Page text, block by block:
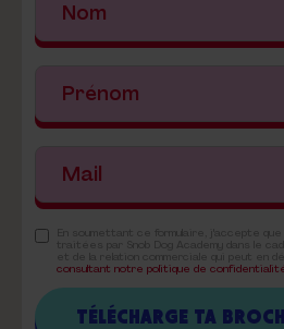
consultant notre politique de